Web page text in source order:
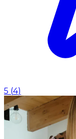
5 (4)